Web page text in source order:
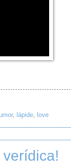
, lápide, love